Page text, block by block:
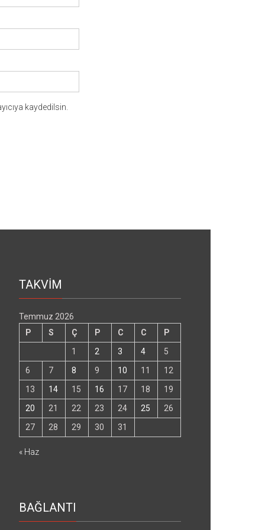
kaydedilsin.
TAKVİM
Temmuz 2026
P
S Ç P C C
P
1
2 3 4
5
6
7 8 9 10 11
12
13
14 15 16 17 18
19
20
21 22 23 24 25
26
27
28 29 30 31
« Haz
BAĞLANTI